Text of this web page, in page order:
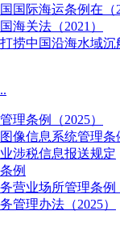
国际海运条例在（
海关法（2021）
捞中国沿海水域
理条例（2025）
像信息系统管理条
涉税信息报送规定
例
营业场所管理条例
管理办法（2025）